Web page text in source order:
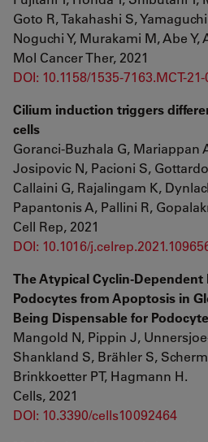
Goto R, Takahashi S,
Noguchi Y, Murakami M, Abe Y,
Mol Cancer Ther, 2021
DOI: 10.1158/1535-7163.MCT-
Cilium induction triggers
cells
Goranci-Buzhala G, Mariappan
Josipovic N, Pacioni S,
Callaini G, Rajalingam K,
Papantonis A, Pallini R,
Cell Rep, 2021
DOI: 10.1016/
The Atypical Cyclin-Dependent
Podocytes from Apoptosis in
Being Dispensable for
Mangold N, Pippin J,
Shankland S, Brähler S,
Brinkkoetter PT, Hagmann H.
Cells, 2021
DOI: 10.3390/cells10092464